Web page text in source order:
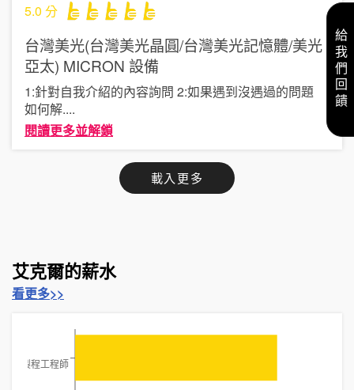
5.0 分
台灣美光(台灣美光晶圓/台灣美光記憶體/美光
亞太) MICRON 設備
1:針對自我介紹的內容詢問 2:如果遇到沒遇過的問題
如何解....
閱讀更多並解鎖
載入更多
艾克爾的薪水
看更多>>
製程工程師
給我們回饋